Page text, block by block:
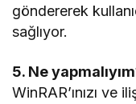
göndererek
sağlıyor.
5. Ne
WinRAR’ınızı ve